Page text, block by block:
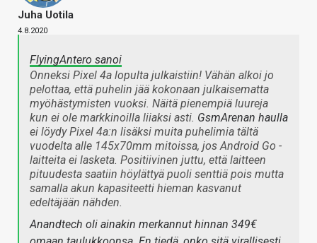
Juha Uotila
4.8.2020
FlyingAntero sanoi
Onneksi Pixel 4a lopulta julkaistiin! Vähän alkoi jo
pelottaa, että puhelin jää kokonaan julkaisematta
myöhästymisten vuoksi. Näitä pienempiä luureja
kun ei ole markkinoilla liiaksi asti. GsmArenan haulla
ei löydy Pixel 4a:n lisäksi muita puhelimia tältä
vuodelta alle 145x70mm mitoissa, jos Android Go -
laitteita ei lasketa. Positiivinen juttu, että laitteen
pituudesta saatiin höylättyä puoli senttiä pois mutta
samalla akun kapasiteetti hieman kasvanut
edeltäjään nähden.
Anandtech oli ainakin merkannut hinnan 349€